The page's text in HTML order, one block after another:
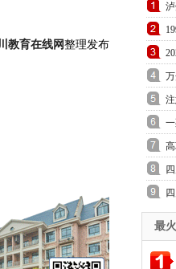
教育在线网整理发布
最